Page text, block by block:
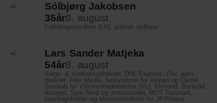
Sólbjørg Jakobsen
35år8. august
Folketingsmedlem (LA), politisk ordfører
Lars Sander Matjeka
54år8. august
Salgs- & marketingdirektør, DHL Express, Fhv. adm.
direktør, Aller Media, bestyrelsen for Inspari og Dansk
Selskab for Virksomhedsledelse (VL), formand, Bankråd
Amager, Spar Nord og ambassadør, MOT Danmark,
foredragsholder og klummeskribent for JP/Finans